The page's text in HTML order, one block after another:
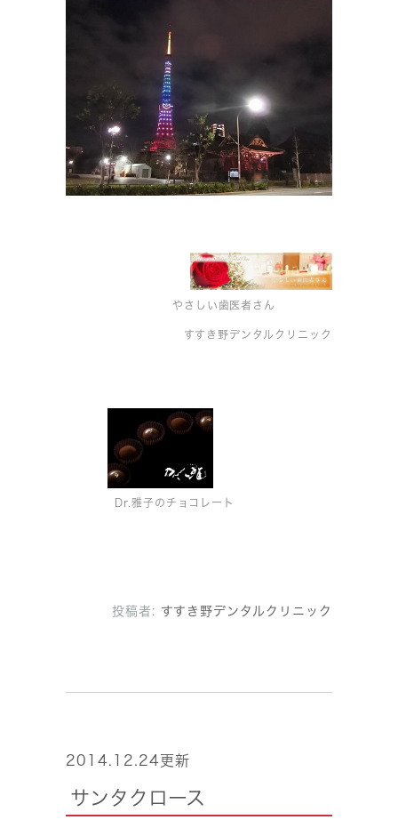
やさしい歯医者さん
すすき野デンタルクリニック
Dr.雅子のチョコレート
投稿者: すすき野デンタルクリニック
2014.12.24更新
サンタクロース